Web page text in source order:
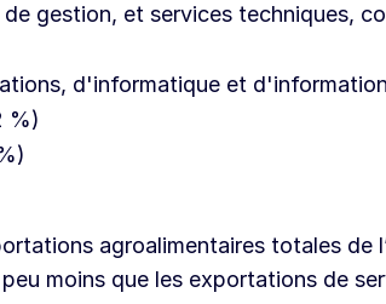
gestion, et services techniques,
d'informatique et
%)
agroalimentaires totales de
moins que les exportations de